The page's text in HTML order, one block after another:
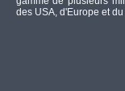
des USA, d'Europe et